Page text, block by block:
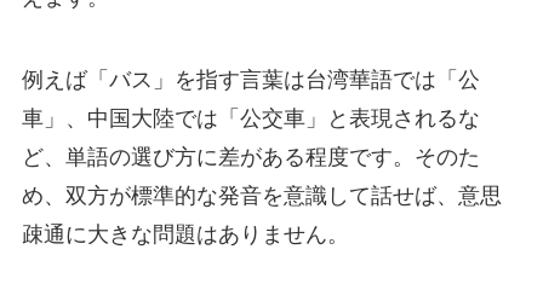
例えば「バス」を指す言葉は台湾華語では「公
車」、中国大陸では「公交車」と表現されるな
ど、単語の選び方に差がある程度です。そのた
め、双方が標準的な発音を意識して話せば、意思
疎通に大きな問題はありません。